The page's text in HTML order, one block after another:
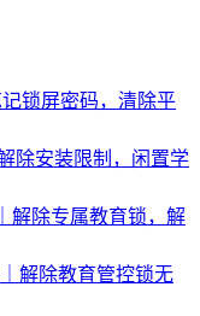
锁屏密码，清除平
除安装限制，闲置学
解除专属教育锁，解
解除教育管控锁无